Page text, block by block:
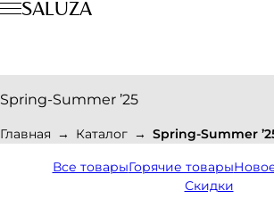
SALUZA
Spring-Summer ’25
Главная Каталог Spring-Summer
Все товарыГорячие товары
Скидки